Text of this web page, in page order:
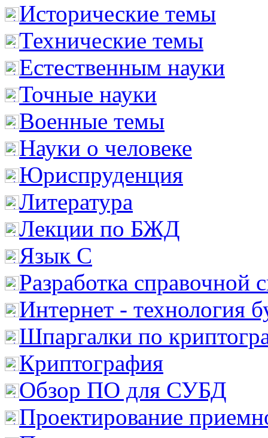
Исторические темы
Технические темы
Естественным науки
Точные науки
Военные темы
Науки о человеке
Юриспруденция
Литература
Лекции по БЖД
Язык С
Разработка справочной
Интернет - технология
Шпаргалки по
Криптография
Обзор ПО для СУБД
Проектирование